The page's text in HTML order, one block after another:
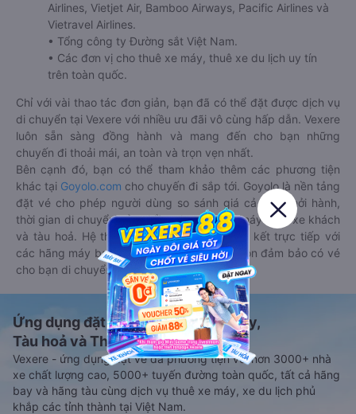
Airlines, Vietjet Air, Bamboo Airways, Pacific Airlines và
Vietravel Airlines.
• Tổng công ty Đường sắt Việt Nam.
• Các đơn vị cho thuê xe máy, thuê xe du lịch uy tín
trên toàn quốc.
Chỉ với vài thao tác đơn giản, bạn đã có thể đặt được dịch vụ
di chuyển tại Vexere với nhiều ưu đãi vô cùng hấp dẫn. Vexere
luôn sẵn sàng đồng hành và mang đến cho bạn những
chuyến đi thoải mái, an toàn và trọn vẹn nhất.
Bên cạnh đó, bạn có thể tham khảo thêm các phương tiện
khác tại Goyolo.com cho chuyến đi sắp tới. Goyolo là nền tảng
đặt vé cho phép người dùng so sánh giá cả, giờ khởi hành,
thời gian di chuyển của nhiều phương tiện máy bay, xe khách
và tàu hoả. Hệ thống của Goyolo được liên kết trực tiếp với
các hãng máy bay, xe khách và tàu hoả, luôn đảm bảo có vé
cho bạn di chuyển.
Ứng dụng đặt vé Xe khách, Máy bay,
Tàu hoả và Thuê xe
Vexere - ứng dụng đặt vé đa phương tiện với hơn 3000+ nhà
xe chất lượng cao, 5000+ tuyến đường toàn quốc, tất cả hãng
bay và hãng tàu cùng dịch vụ thuê xe máy, xe du lịch phủ
khắp các tỉnh thành tại Việt Nam.